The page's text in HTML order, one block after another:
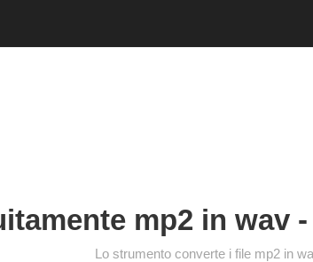
mp2 in wav
Lo strumento converte i file mp2 in